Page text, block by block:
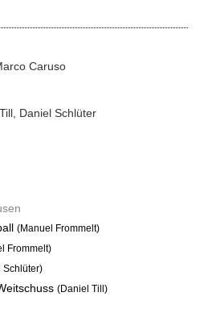
Caruso
Daniel Schlüter
(Manuel Frommelt)
Frommelt)
Schlüter)
(Daniel Till)